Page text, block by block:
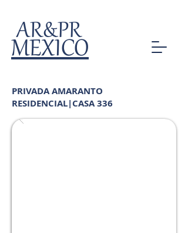
MEXICO
AR&PR
PRIVADA AMARANTO
RESIDENCIAL|CASA 336